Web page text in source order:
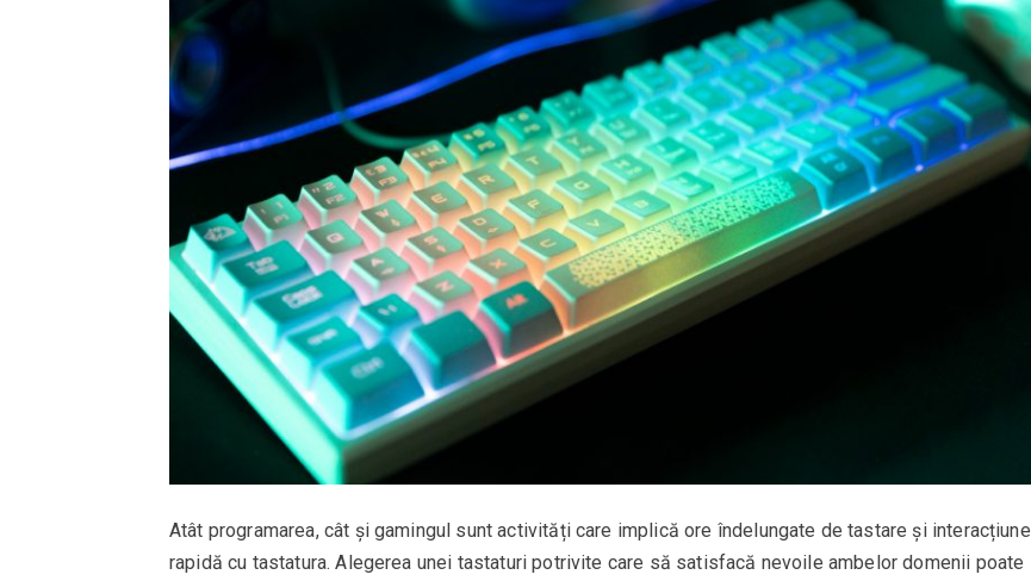
Atât programarea, cât și gamingul sunt activități care implică ore îndelungate de tastare și interacțiune
rapidă cu tastatura. Alegerea unei tastaturi potrivite care să satisfacă nevoile ambelor domenii poate